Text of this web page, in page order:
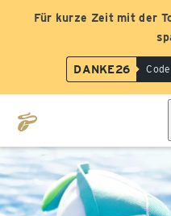
Für kurze Zeit mit der
DANKE26